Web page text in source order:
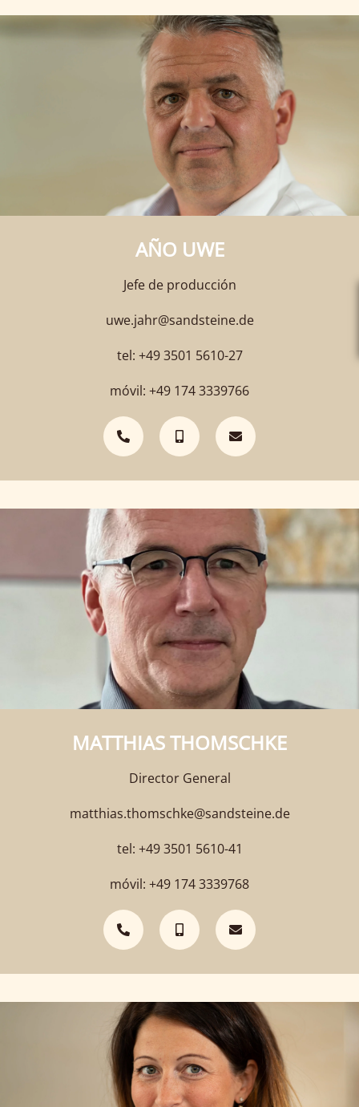
AÑO UWE
Jefe de producción
uwe.jahr@sandsteine.de
tel: +49 3501 5610-27
móvil: +49 174 3339766
MATTHIAS THOMSCHKE
Director General
matthias.thomschke@sandsteine.de
tel: +49 3501 5610-41
móvil: +49 174 3339768